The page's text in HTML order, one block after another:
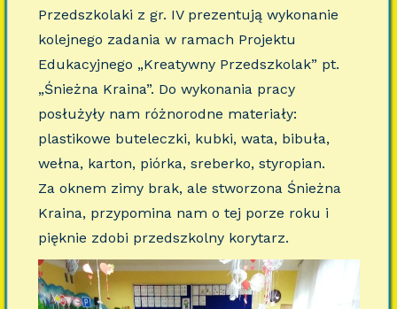
Przedszkolaki z gr. IV prezentują wykonanie
kolejnego zadania w ramach Projektu
Edukacyjnego „Kreatywny Przedszkolak” pt.
„Śnieżna Kraina”. Do wykonania pracy
posłużyły nam różnorodne materiały:
plastikowe buteleczki, kubki, wata, bibuła,
wełna, karton, piórka, sreberko, styropian.
Za oknem zimy brak, ale stworzona Śnieżna
Kraina, przypomina nam o tej porze roku i
pięknie zdobi przedszkolny korytarz.